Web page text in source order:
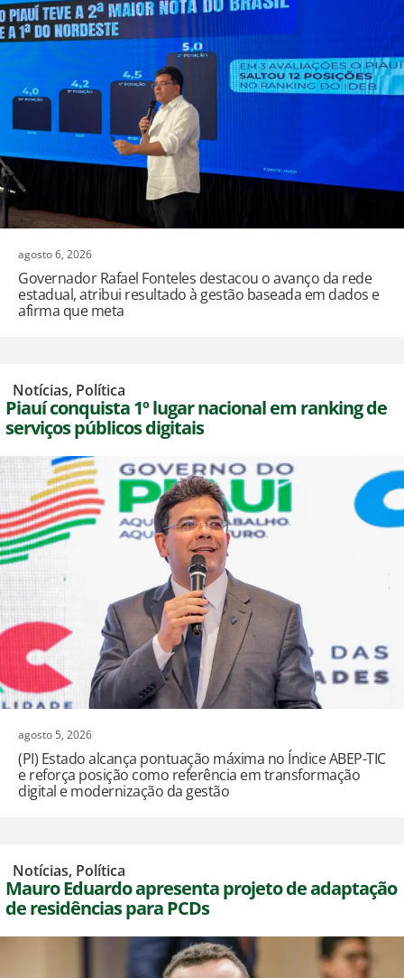
agosto 6, 2026
Governador Rafael Fonteles destacou o avanço da rede
estadual, atribui resultado à gestão baseada em dados e
afirma que meta
Notícias, Política
Piauí conquista 1º lugar nacional em ranking de
serviços públicos digitais
agosto 5, 2026
(PI) Estado alcança pontuação máxima no Índice ABEP-TIC
e reforça posição como referência em transformação
digital e modernização da gestão
Notícias, Política
Mauro Eduardo apresenta projeto de adaptação
de residências para PCDs